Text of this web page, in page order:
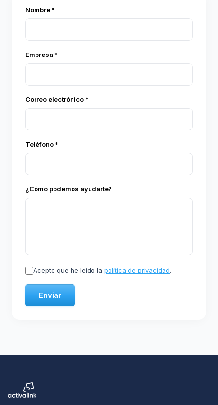
Nombre *
Empresa *
Correo electrónico *
Teléfono *
¿Cómo podemos ayudarte?
Acepto que he leído la política de privacidad.
Enviar